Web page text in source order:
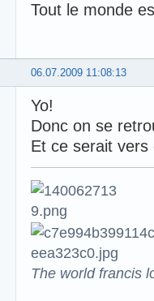
Tout le monde
06.07.2009 11:08:13
Yo!
Donc on se
Et ce serait vers
The world francis